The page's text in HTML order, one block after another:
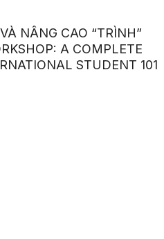
NÂNG CAO “TRÌNH”
A COMPLETE
STUDENT 101